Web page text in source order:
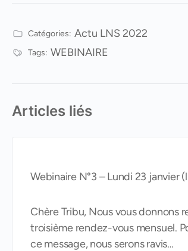
Catégories: Actu LNS 2022
Tags: WEBINAIRE
Articles liés
Webinaire N°3 – Lundi 23 janvier
Chère Tribu, Nous vous donnons
troisième rendez-vous mensuel.
ce message, nous serons ravis…